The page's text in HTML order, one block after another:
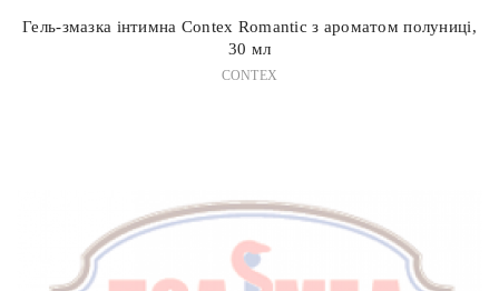
Гель-змазка інтимна Contex Romantic з ароматом полуниці,
30 мл
CONTEX